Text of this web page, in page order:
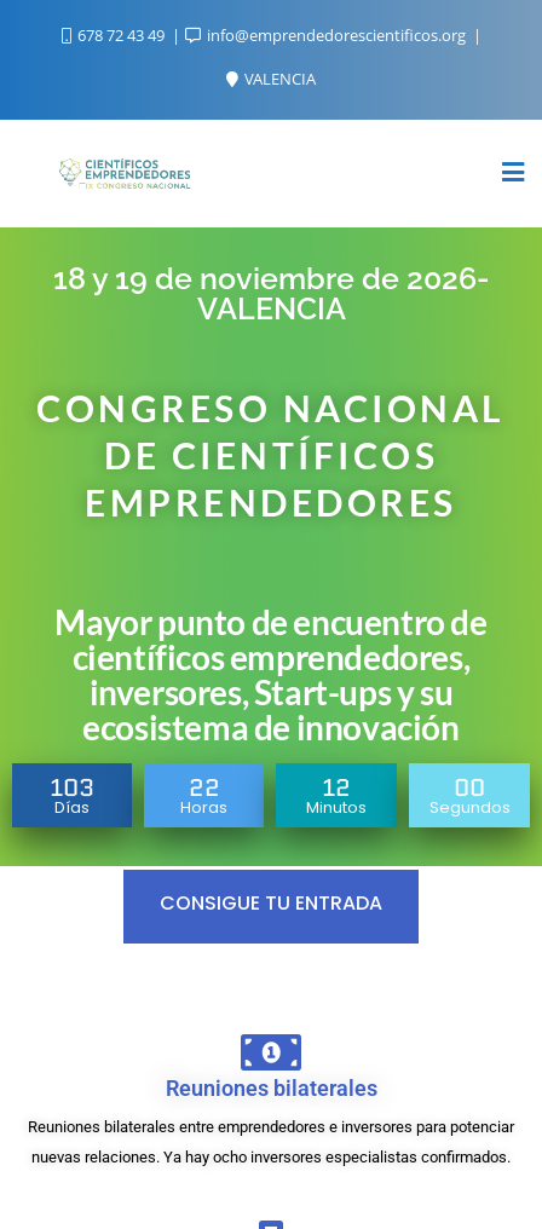
678 72 43 49
info@emprendedorescientificos.org
VALENCIA
18 y 19 de noviembre de 2026-
VALENCIA
CONGRESO NACIONAL
DE CIENTÍFICOS
EMPRENDEDORES
Mayor punto de encuentro de
científicos emprendedores,
inversores, Start-ups y su
ecosistema de innovación
103
Días
22
Horas
11
Minutos
59
Segundos
CONSIGUE TU ENTRADA
Reuniones bilaterales
Reuniones bilaterales entre emprendedores e inversores para potenciar
nuevas relaciones. Ya hay ocho inversores especialistas confirmados.